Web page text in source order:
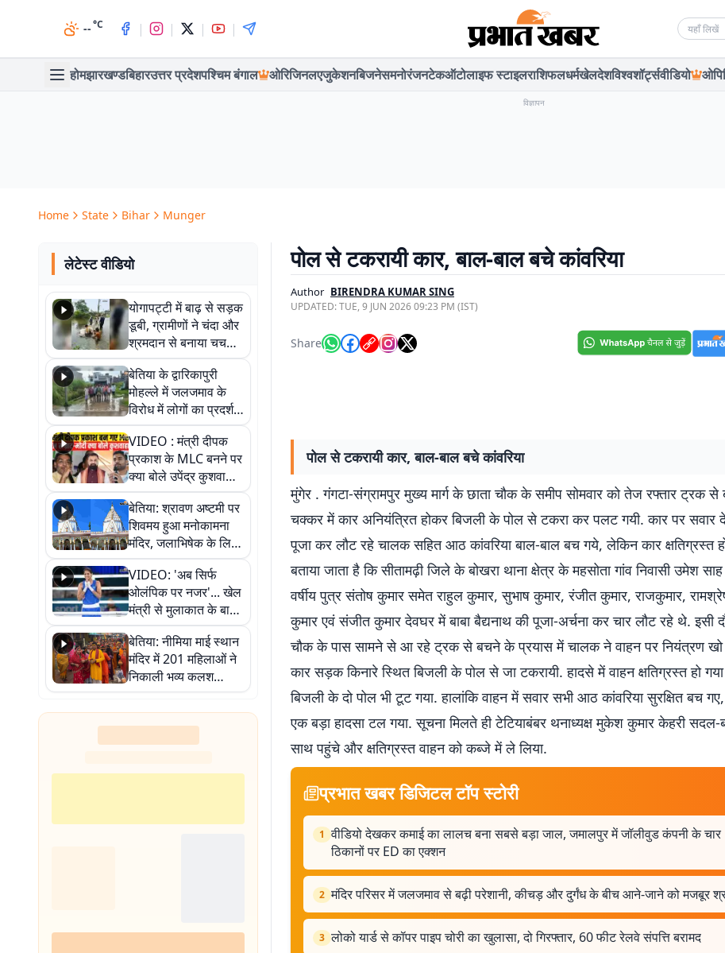
--°C | | | | Search
होमझारखण्डबिहारउत्तर प्रदेशपश्चिम बंगाल ओरिजिनलएजुकेशनबिजनेसमनोरंजनटेकऑटोलाइफ स्टाइलराशिफलधर्मखेलदेशविश्वशॉर्ट्सवीडियो
विज्ञापन
Home State Bihar Munger
लेटेस्ट वीडियो
योगापट्टी में बाढ़ से सड़क
डूबी, ग्रामीणों ने चंदा और
श्रमदान से बनाया चचरी
पुल
बेतिया के द्वारिकापुरी
मोहल्ले में जलजमाव के
विरोध में लोगों का प्रदर्शन,
स्थायी समाधान की मांग
VIDEO : मंत्री दीपक
प्रकाश के MLC बनने पर
क्या बोले उपेंद्र कुशवाहा,
सुनिए
बेतिया: श्रावण अष्टमी पर
शिवमय हुआ मनोकामना
मंदिर, जलाभिषेक के लिए
लगी लंबी कतारें
VIDEO: 'अब सिर्फ
ओलंपिक पर नजर'... खेल
मंत्री से मुलाकात के बाद
जैसमीन लंबोरिया का बड़ा
बयान
बेतिया: नीमिया माई स्थान
मंदिर में 201 महिलाओं ने
निकाली भव्य कलश
शोभायात्रा, शिवलिंग
प्राण-प्रतिष्ठा महोत्सव
शुरू
पोल से टकरायी कार, बाल-बाल बचे कांवरिया
Author BIRENDRA KUMAR SING
UPDATED:TUE, 9 JUN 2026 09:23 PM (IST)
Share
पोल से टकरायी कार, बाल-बाल बचे कांवरिया
मुंगेर . गंगटा-संग्रामपुर मुख्य मार्ग के छाता चौक के समीप सोमवार को तेज रफ्तार ट्रक
चक्कर में कार अनियंत्रित होकर बिजली के पोल से टकरा कर पलट गयी. कार पर सवार
पूजा कर लौट रहे चालक सहित आठ कांवरिया बाल-बाल बच गये, लेकिन कार क्षतिग्रस्त
बताया जाता है कि सीतामढ़ी जिले के बोखरा थाना क्षेत्र के महसोता गांव निवासी उमेश
वर्षीय पुत्र संतोष कुमार समेत राहुल कुमार, सुभाष कुमार, रंजीत कुमार, राजकुमार,
कुमार एवं संजीत कुमार देवघर में बाबा बैद्यनाथ की पूजा-अर्चना कर चार लौट रहे थे. इसी
चौक के पास सामने से आ रहे ट्रक से बचने के प्रयास में चालक ने वाहन पर नियंत्रण खो
कार सड़क किनारे स्थित बिजली के पोल से जा टकरायी. हादसे में वाहन क्षतिग्रस्त हो
बिजली के दो पोल भी टूट गया. हालांकि वाहन में सवार सभी आठ कांवरिया सुरक्षित बच
एक बड़ा हादसा टल गया. सूचना मिलते ही टेटियाबंबर थनाध्यक्ष मुकेश कुमार केहरी
साथ पहुंचे और क्षतिग्रस्त वाहन को कब्जे में ले लिया.
प्रभात खबर डिजिटल टॉप स्टोरी
1 वीडियो देखकर कमाई का लालच बना सबसे बड़ा जाल, जमालपुर में जॉलीवुड कंपनी के चार
ठिकानों पर ED का एक्शन
2 मंदिर परिसर में जलजमाव से बढ़ी परेशानी, कीचड़ और दुर्गंध के बीच आने-जाने को मजबूर
3 लोको यार्ड से कॉपर पाइप चोरी का खुलासा, दो गिरफ्तार, 60 फीट रेलवे संपत्ति बरामद